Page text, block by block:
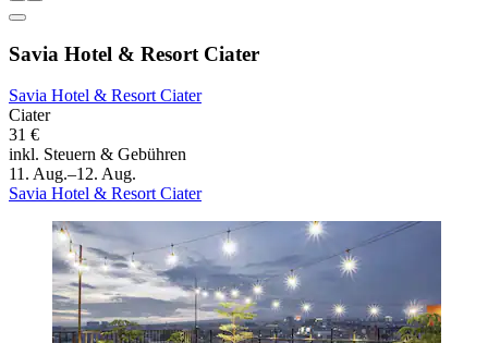
Savia Hotel & Resort Ciater
Savia Hotel & Resort Ciater
Ciater
31 €
inkl. Steuern & Gebühren
11. Aug.–12. Aug.
Savia Hotel & Resort Ciater